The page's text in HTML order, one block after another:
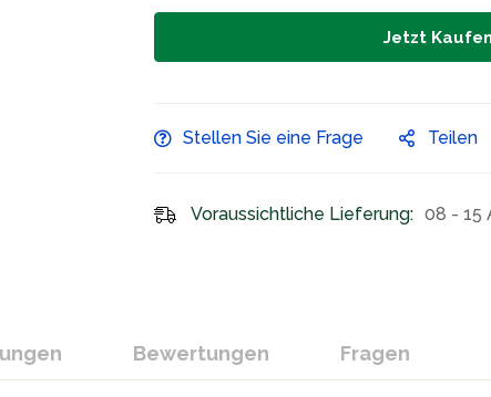
Jetzt
Stellen Sie eine Frage Teilen
Voraussichtliche Lieferung: 08 - 15
Bewertungen Fragen